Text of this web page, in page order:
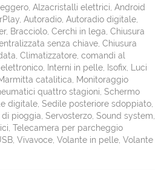
Alzacristalli elettrici, Android
Autoradio, Autoradio digitale,
Bracciolo, Cerchi in lega, Chiusura
senza chiave, Chiusura
Climatizzatore, comandi al
Interni in pelle, Isofix, Luci
catalitica, Monitoraggio
quattro stagioni, Schermo
digitale, Sedile posteriore sdoppiato,
pioggia, Servosterzo, Sound system,
Telecamera per parcheggio
Vivavoce, Volante in pelle, Volante